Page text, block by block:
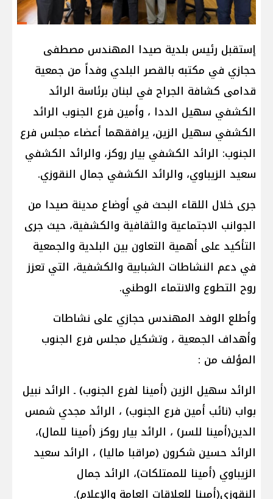
إستقبل رئيس بلدية صيدا المهندس مصطفى
حجازي في مكتبه بالقصر البلدي وفداً من جمعية
قدامى كشافة الجراح في لبنان برئاسة الرائد
الكشفي سهيل الددا ، وأمين فرع الجنوب الرائد
الكشفي سهيل الزين، يرافقهما أعضاء مجلس فرع
الجنوب: الرائد الكشفي بيار روكز، والرائد الكشفي
سعيد الزيباوي، والرائد الكشفي جمال النقوزي.
جرى خلال اللقاء البحث في أوضاع مدينة صيدا من
الجوانب الاجتماعية والثقافية والكشفية، حيث جرى
التأكيد على أهمية التعاون بين البلدية والجمعية
في دعم النشاطات الشبابية والكشفية، التي تعزز
روح التطوع والانتماء الوطني.
وأطلع الوفد المهندس حجازي على نشاطات
وأهداف الجمعية ، وتشكيل مجلس فرع الجنوب
المؤلف من :
الرائد سهيل الزين (أمينا لفرع الجنوب) ـ الرائد نبيل
بواب (نائب أمين فرع الجنوب) ، الرائد مجدي شمس
الدين(أمينا للسر) ، الرائد بيار روكز (أمينا للمال)،
الرائد حسين شكرون (مراقبا ماليا) ، الرائد سعيد
الزيباوي (أمينا للممتلكات)، الرائد جمال
النقوزي(أمينا للعلاقات العامة والإعلام).